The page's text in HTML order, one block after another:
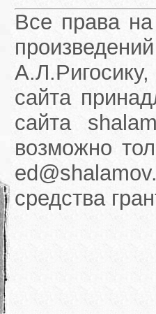
Все права на
сайта
сайта
возможно
средства